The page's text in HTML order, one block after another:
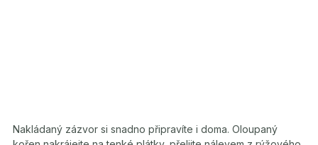
Nakládaný zázvor si snadno připravíte i doma. Oloupaný